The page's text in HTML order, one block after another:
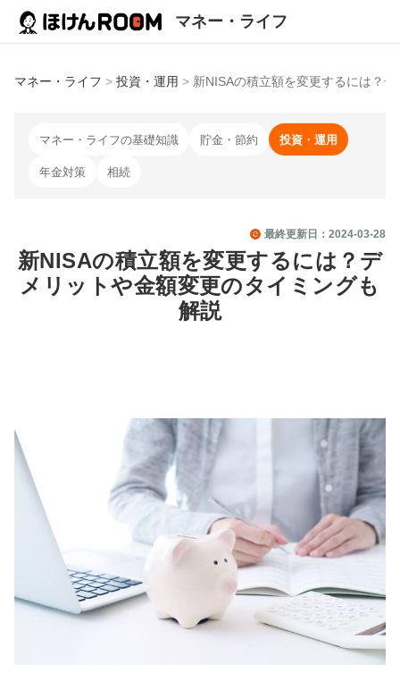
マネー・ライフ
マネー・ライフ > 投資・運用 > 新NISAの積立額を変更するには？
マネー・ライフの基礎知識 貯金・節約 投資・運用
年金対策 相続
最終更新日： 2024-03-28
新NISAの積立額を変更するには？デ
メリットや金額変更のタイミングも
解説